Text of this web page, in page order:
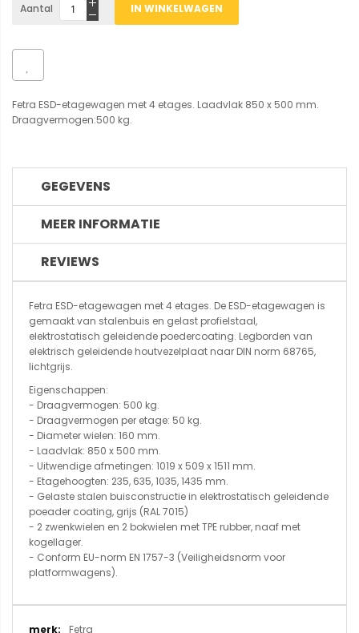
Aantal IN WINKELWAGEN
Fetra ESD-etagewagen met 4 etages. Laadvlak 850 x 500 mm.
Draagvermogen:500 kg.
GEGEVENS
MEER INFORMATIE
REVIEWS
Fetra ESD-etagewagen met 4 etages. De ESD-etagewagen is
gemaakt van stalenbuis en gelast profielstaal,
elektrostatisch geleidende poedercoating. Legborden van
elektrisch geleidende houtvezelplaat naar DIN norm 68765,
lichtgrijs.
Eigenschappen:
- Draagvermogen: 500 kg.
- Draagvermogen per etage: 50 kg.
- Diameter wielen: 160 mm.
- Laadvlak: 850 x 500 mm.
- Uitwendige afmetingen: 1019 x 509 x 1511 mm.
- Etagehoogten: 235, 635, 1035, 1435 mm.
- Gelaste stalen buisconstructie in elektrostatisch geleidende
poeader coating, grijs (RAL 7015)
- 2 zwenkwielen en 2 bokwielen met TPE rubber, naaf met
kogellager.
- Conform EU-norm EN 1757-3 (Veiligheidsnorm voor
platformwagens).
Meer Fetra